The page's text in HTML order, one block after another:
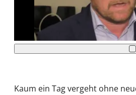
Akzeptieren
Kaum ein Tag vergeht ohne